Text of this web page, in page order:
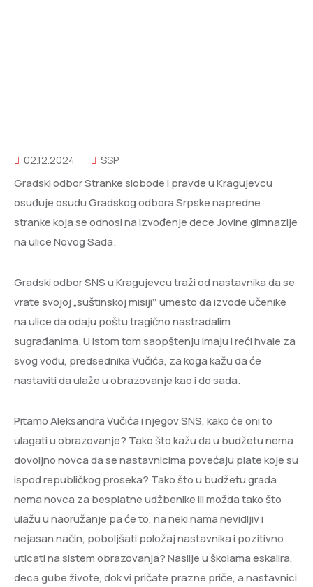
02.12.2024
SSP
Gradski odbor Stranke slobode i pravde u Kragujevcu
osuđuje osudu Gradskog odbora Srpske napredne
stranke koja se odnosi na izvođenje dece Jovine gimnazije
na ulice Novog Sada.
Gradski odbor SNS u Kragujevcu traži od nastavnika da se
vrate svojoj „suštinskoj misiji‟ umesto da izvode učenike
na ulice da odaju poštu tragično nastradalim
sugrađanima. U istom tom saopštenju imaju i reči hvale za
svog vođu, predsednika Vučića, za koga kažu da će
nastaviti da ulaže u obrazovanje kao i do sada.
Pitamo Aleksandra Vučića i njegov SNS, kako će oni to
ulagati u obrazovanje? Tako što kažu da u budžetu nema
dovoljno novca da se nastavnicima povećaju plate koje su
ispod republičkog proseka? Tako što u budžetu grada
nema novca za besplatne udžbenike ili možda tako što
ulažu u naoružanje pa će to, na neki nama nevidljiv i
nejasan način, poboljšati položaj nastavnika i pozitivno
uticati na sistem obrazovanja? Nasilje u školama eskalira,
deca gube živote, dok vi pričate prazne priče, a nastavnici